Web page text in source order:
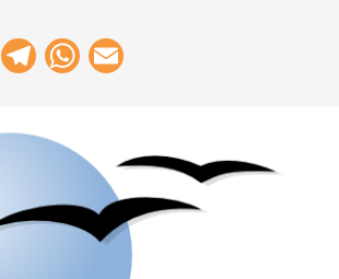
Facebook
Telegram
WhatsApp